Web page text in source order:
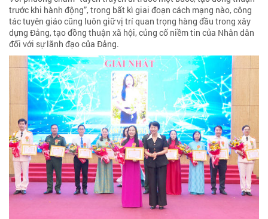
trước khi hành động”, trong bất kì giai đoạn cách mạng nào, công
tác tuyên giáo cũng luôn giữ vị trí quan trọng hàng đầu trong xây
dựng Đảng, tạo đồng thuận xã hội, củng cố niềm tin của Nhân dân
đối với sự lãnh đạo của Đảng.